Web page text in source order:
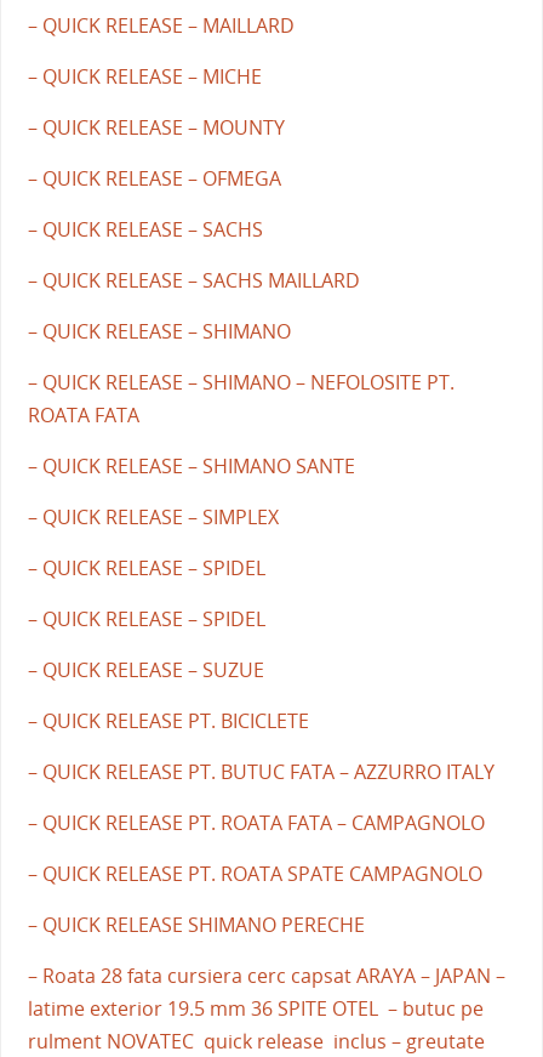
– QUICK RELEASE – MAILLARD
– QUICK RELEASE – MICHE
– QUICK RELEASE – MOUNTY
– QUICK RELEASE – OFMEGA
– QUICK RELEASE – SACHS
– QUICK RELEASE – SACHS MAILLARD
– QUICK RELEASE – SHIMANO
– QUICK RELEASE – SHIMANO – NEFOLOSITE PT.
ROATA FATA
– QUICK RELEASE – SHIMANO SANTE
– QUICK RELEASE – SIMPLEX
– QUICK RELEASE – SPIDEL
– QUICK RELEASE – SPIDEL
– QUICK RELEASE – SUZUE
– QUICK RELEASE PT. BICICLETE
– QUICK RELEASE PT. BUTUC FATA – AZZURRO ITALY
– QUICK RELEASE PT. ROATA FATA – CAMPAGNOLO
– QUICK RELEASE PT. ROATA SPATE CAMPAGNOLO
– QUICK RELEASE SHIMANO PERECHE
– Roata 28 fata cursiera cerc capsat ARAYA – JAPAN –
latime exterior 19.5 mm 36 SPITE OTEL – butuc pe
rulment NOVATEC quick release inclus – greutate